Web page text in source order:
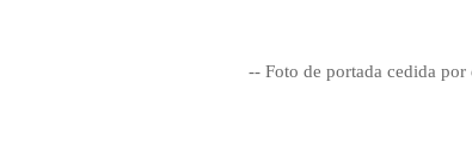
-- Foto de portada cedida